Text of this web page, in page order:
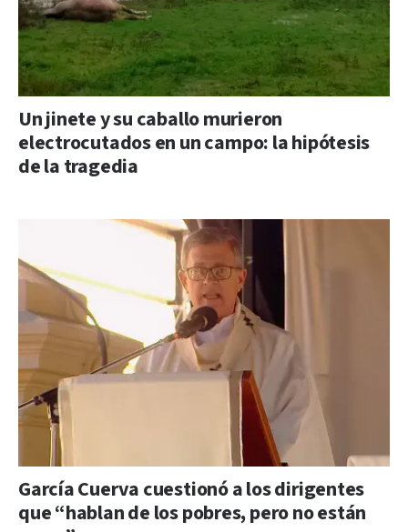
Un jinete y su caballo murieron
electrocutados en un campo: la hipótesis
de la tragedia
García Cuerva cuestionó a los dirigentes
que “hablan de los pobres, pero no están